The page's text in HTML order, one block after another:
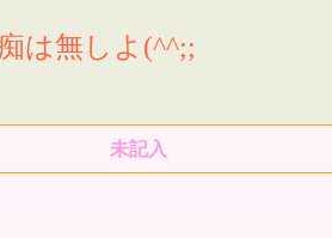
は無しよ(^^;;
未記入